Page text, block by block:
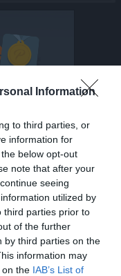
Information
to third parties, or
information for
below opt-out
note that after your
seeing
utilized by
third parties prior to
of the further
by third parties on the
information may
on the IAB’s List of